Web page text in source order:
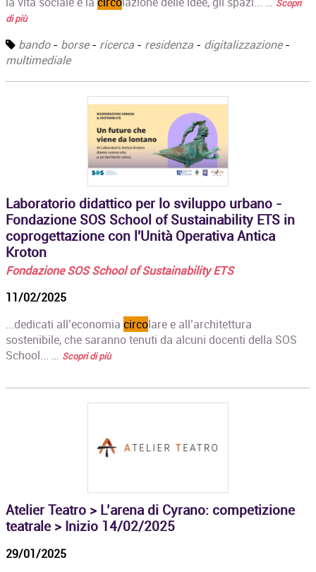
Scopri
di più
bando- borse- ricerca- residenza- digitalizzazione-
multimediale
Laboratorio didattico per lo sviluppo urbano -
Fondazione SOS School of Sustainability ETS in
coprogettazione con l'Unità Operativa Antica
Kroton
Fondazione SOS School of Sustainability ETS
11/02/2025
...dedicati all’economiacircolare e all’architettura
sostenibile, che saranno tenuti da alcuni docenti della SOS
School... … Scopri di più
Atelier Teatro > L’arena di Cyrano: competizione
teatrale > Inizio 14/02/2025
29/01/2025